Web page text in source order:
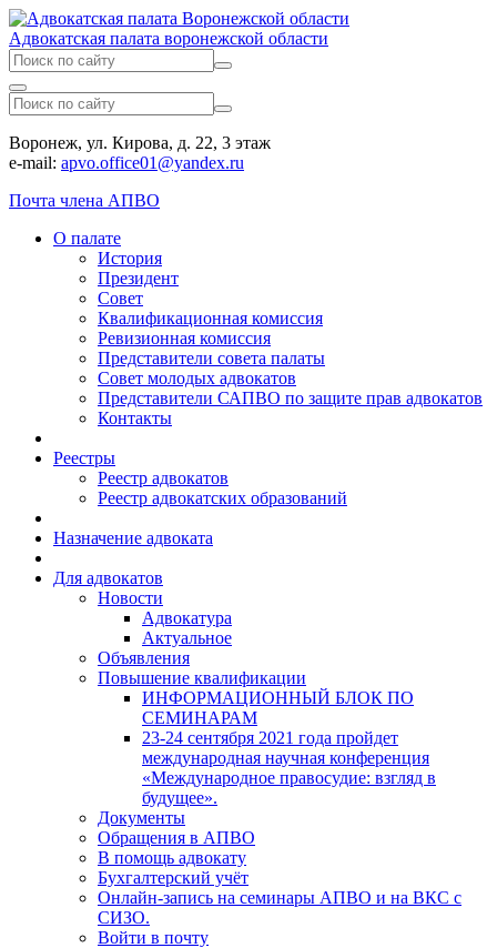
Адвокатская палата воронежской области
Воронеж, ул. Кирова, д. 22, 3 этаж
e-mail: apvo.office01@yandex.ru
Почта члена АПВО
О палате
История
Президент
Совет
Квалификационная комиссия
Ревизионная комиссия
Представители совета палаты
Совет молодых адвокатов
Представители САПВО по защите прав адвокатов
Контакты
Реестры
Реестр адвокатов
Реестр адвокатских образований
Назначение адвоката
Для адвокатов
Новости
Адвокатура
Актуальное
Объявления
Повышение квалификации
ИНФОРМАЦИОННЫЙ БЛОК ПО
СЕМИНАРАМ
23-24 сентября 2021 года пройдет
международная научная конференция
«Международное правосудие: взгляд в
будущее».
Документы
Обращения в АПВО
В помощь адвокату
Бухгалтерский учёт
Онлайн-запись на семинары АПВО и на ВКС с
СИЗО.
Войти в почту